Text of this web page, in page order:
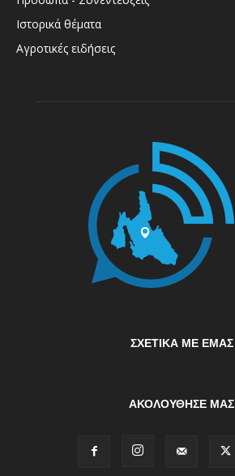
Ιστορικά θέματα
Αγροτικές ειδήσεις
ΣΧΕΤΙΚΆ ΜΕ ΕΜΆΣ
ΑΚΟΛΟΥΘΗΣΕ ΜΑΣ